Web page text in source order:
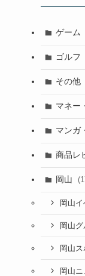
ゲーム
ゴルフ
その他
マネー
マンガ
商品レ
岡山
岡山イ
岡山グ
岡山
岡山